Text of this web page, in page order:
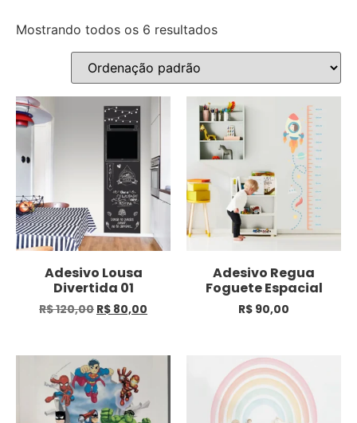
Mostrando todos os 6 resultados
Adesivo Lousa
Divertida 01
R$120,00 R$ 80,00
Adesivo Regua
Foguete Espacial
R$ 90,00